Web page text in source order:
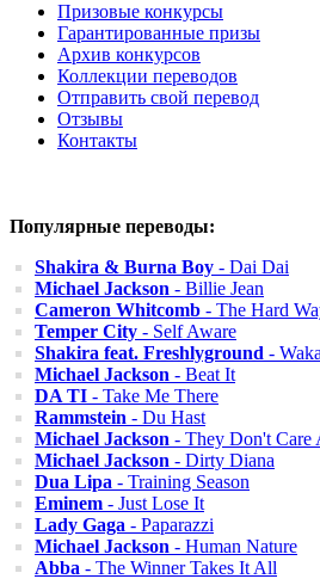
Призовые конкурсы
Гарантированные призы
Архив конкурсов
Коллекции переводов
Отправить свой перевод
Отзывы
Контакты
Популярные переводы:
Shakira & Burna Boy - Dai Dai
Michael Jackson - Billie Jean
Cameron Whitcomb - The Hard
Temper City - Self Aware
Shakira feat. Freshlyground -
Michael Jackson - Beat It
DA TI - Take Me There
Rammstein - Du Hast
Michael Jackson - They Don't Care
Michael Jackson - Dirty Diana
Dua Lipa - Training Season
Eminem - Just Lose It
Lady Gaga - Paparazzi
Michael Jackson - Human Nature
Abba - The Winner Takes It All